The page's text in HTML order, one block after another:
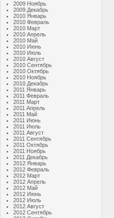
2009 Ноябрь
2009 Декабрь
2010 Январь
2010 Февраль
2010 Март
2010 Апрель
2010 Май
2010 Июнь
2010 Июль
2010 Август
2010 Сентябрь
2010 Октябрь
2010 Ноябрь
2010 Декабрь
2011 Январь
2011 Февраль
2011 Март
2011 Апрель
2011 Май
2011 Июнь
2011 Июль
2011 Август
2011 Сентябрь
2011 Октябрь
2011 Ноябрь
2011 Декабрь
2012 Январь
2012 Февраль
2012 Март
2012 Апрель
2012 Май
2012 Июнь
2012 Июль
2012 Август
2012 Сентябрь